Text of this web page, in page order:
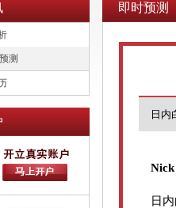
测
即时预测
日内
Nick
日